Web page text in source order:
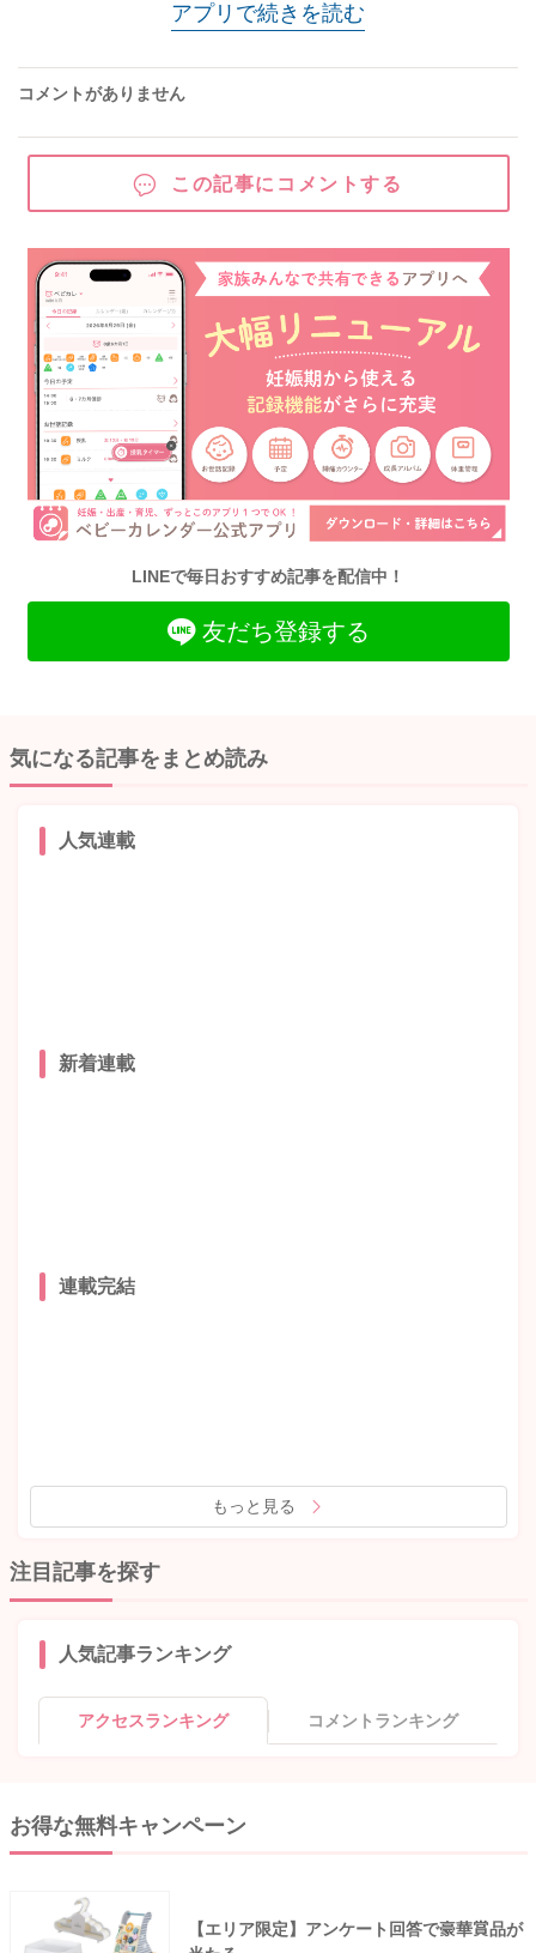
アプリで続きを読む
コメントがありません
この記事にコメントする
LINEで毎日おすすめ記事を配信中！
友だち登録する
気になる記事をまとめ読み
人気連載
新着連載
連載完結
もっと見る
注目記事を探す
人気記事ランキング
アクセスランキング コメントランキング
お得な無料キャンペーン
【エリア限定】アンケート回答で豪華賞品が